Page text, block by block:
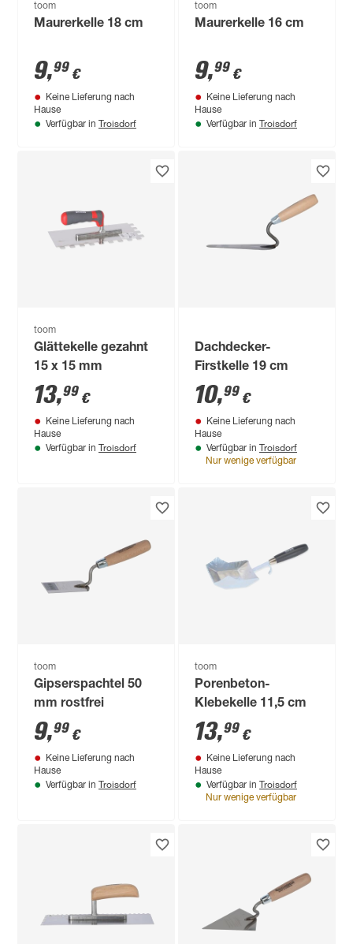
toom
Maurerkelle 18 cm
9,99 €
Keine Lieferung nach
Hause
Verfügbar in Troisdorf
toom
Maurerkelle 16 cm
9,99 €
Keine Lieferung nach
Hause
Verfügbar in Troisdorf
toom
Glättekelle gezahnt
15 x 15 mm
13,99 €
Keine Lieferung nach
Hause
Verfügbar in Troisdorf
Dachdecker-
Firstkelle 19 cm
10,99 €
Keine Lieferung nach
Hause
Verfügbar in Troisdorf
Nur wenige verfügbar
toom
Gipserspachtel 50
mm rostfrei
9,99 €
Keine Lieferung nach
Hause
Verfügbar in Troisdorf
toom
Porenbeton-
Klebekelle 11,5 cm
13,99 €
Keine Lieferung nach
Hause
Verfügbar in Troisdorf
Nur wenige verfügbar